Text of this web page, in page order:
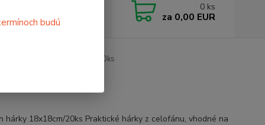
od 9:00 hod. - 16:00 hod.
0 ks
za 0,00 EUR
Celofán hárky 18x18cm/20ks
hárky 18x18cm/20ks Praktické hárky z celofánu, vhodné na
budú